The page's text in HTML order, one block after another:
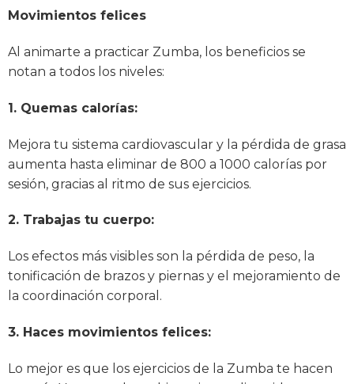
Movimientos felices
Al animarte a practicar Zumba, los beneficios se
notan a todos los niveles:
1. Quemas calorías:
Mejora tu sistema cardiovascular y la pérdida de grasa
aumenta hasta eliminar de 800 a 1000 calorías por
sesión, gracias al ritmo de sus ejercicios.
2. Trabajas tu cuerpo:
Los efectos más visibles son la pérdida de peso, la
tonificación de brazos y piernas y el mejoramiento de
la coordinación corporal.
3. Haces movimientos felices:
Lo mejor es que los ejercicios de la Zumba te hacen